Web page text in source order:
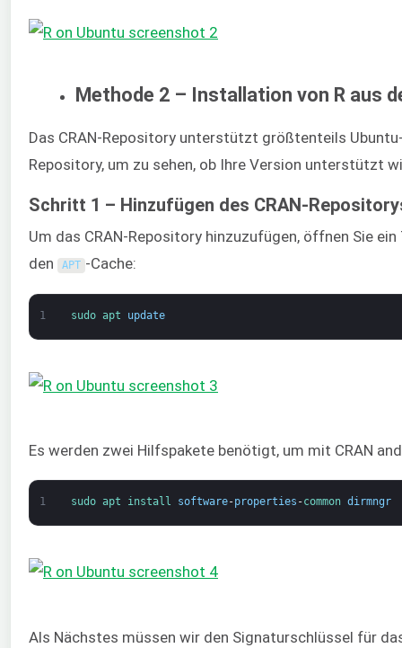
Methode 2 – Installation von R aus
Das CRAN-Repository unterstützt größtenteils
Repository, um zu sehen, ob Ihre Version unterstützt
Schritt 1 – Hinzufügen des CRAN-
Um das CRAN-Repository hinzuzufügen, öffnen Sie
den
APT -Cache:
1 sudo apt update
Es werden zwei Hilfspakete benötigt, um mit CRAN
1 sudo apt install software-properties -common dirmngr
Als Nächstes müssen wir den Signaturschlüssel für